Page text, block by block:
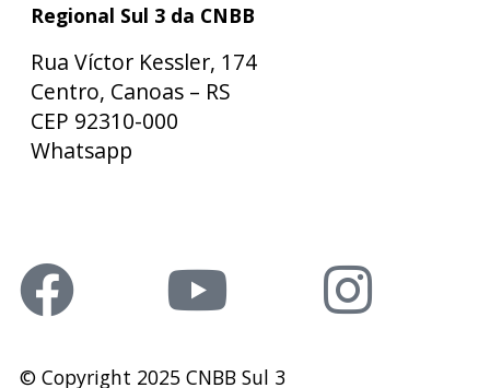
Regional Sul 3 da CNBB
Rua Víctor Kessler, 174
Centro, Canoas – RS
CEP 92310-000
Whatsapp
© Copyright 2025 CNBB Sul 3